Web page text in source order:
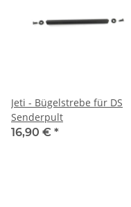
Jeti - Bügelstrebe für DS
Senderpult
16,90 € *